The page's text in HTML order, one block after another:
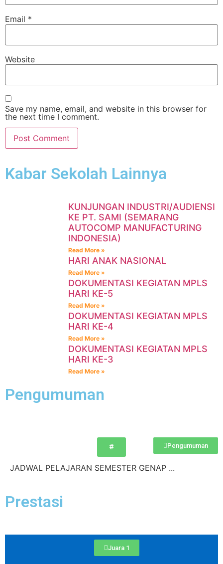
Email *
Website
Save my name, email, and website in this browser for
the next time I comment.
Kabar Sekolah Lainnya
KUNJUNGAN INDUSTRI/AUDIENSI
KE PT. SAMI (SEMARANG
AUTOCOMP MANUFACTURING
INDONESIA)
Read More »
HARI ANAK NASIONAL
Read More »
DOKUMENTASI KEGIATAN MPLS
HARI KE-5
Read More »
DOKUMENTASI KEGIATAN MPLS
HARI KE-4
Read More »
DOKUMENTASI KEGIATAN MPLS
HARI KE-3
Read More »
Pengumuman
Pengumuman
#
JADWAL PELAJARAN SEMESTER GENAP ...
Prestasi
Juara 1